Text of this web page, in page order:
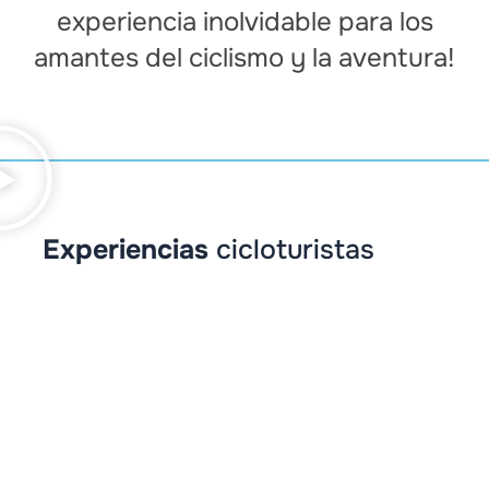
experiencia inolvidable para los
amantes del ciclismo y la aventura!
Experiencias cicloturistas